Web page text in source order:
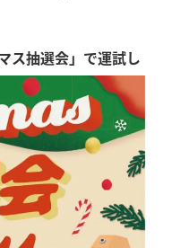
ス抽選会」で運試し